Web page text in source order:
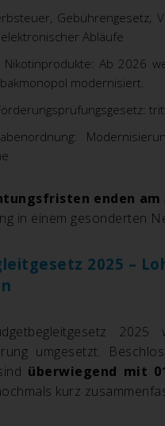
Gebührengesetz,
Abläufe
Nikotinprodukte: Ab 2026
modernisiert.
enden am
in einem gesonderten
2025 –
umgesetzt.
überwiegend mit
kurz